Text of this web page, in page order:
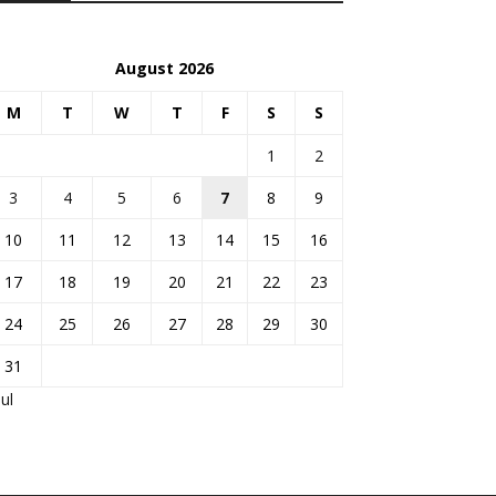
August 2026
M T W T F S S
1
2
3
4 5 6 7 8
9
10
11 12 13 14 15
16
17
18 19 20 21 22
23
24
25 26 27 28 29
30
31